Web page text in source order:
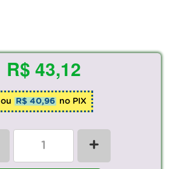
R$ 43,12
ou R$ 40,96 no PIX
+